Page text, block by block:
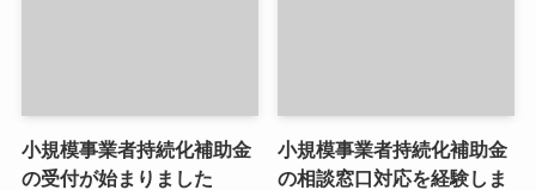
小規模事業者持続化補助金
の受付が始まりました
小規模事業者持続化補助金
の相談窓口対応を経験しま